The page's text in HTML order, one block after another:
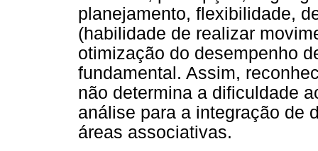
planejamento, flexibilidade,
(habilidade de realizar
otimização do desempenho
fundamental. Assim,
não determina a dificuldade
análise para a integração de
áreas associativas.